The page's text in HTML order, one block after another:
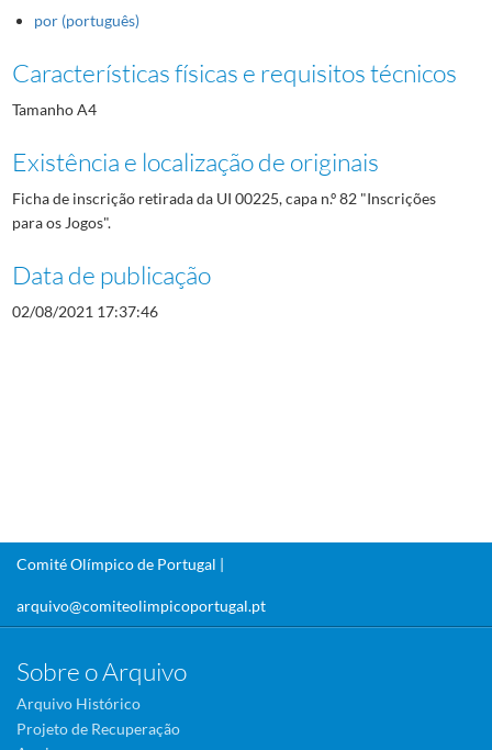
por (português)
Características físicas e requisitos técnicos
Tamanho A4
Existência e localização de originais
Ficha de inscrição retirada da UI 00225, capa n.º 82 "Inscrições
para os Jogos".
Data de publicação
02/08/2021 17:37:46
Comité Olímpico de Portugal |
arquivo@comiteolimpicoportugal.pt
Sobre o Arquivo
Arquivo Histórico
Projeto de Recuperação